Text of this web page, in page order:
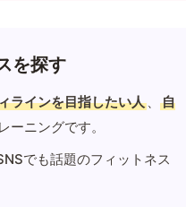
を探す
ラインを目指したい人 、
自
ーニングです。
でも話題のフィットネス